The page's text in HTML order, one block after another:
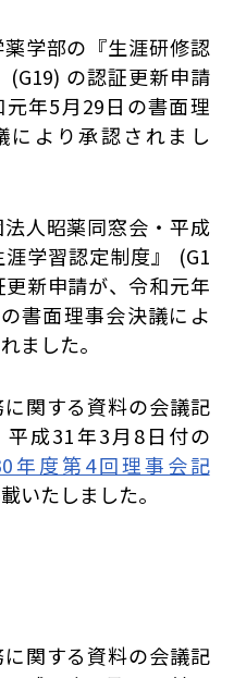
学部の『生涯研修認
(G19) の認証更新申請
元年5月29日の書面理
により承認されまし
人昭薬同窓会・平成
学習認定制度』 (G1
更新申請が、令和元年
書面理事会決議によ
ました。
関する資料の会議記
平成31年3月8日付の
年度第4回理事会記
いたしました。
関する資料の会議記